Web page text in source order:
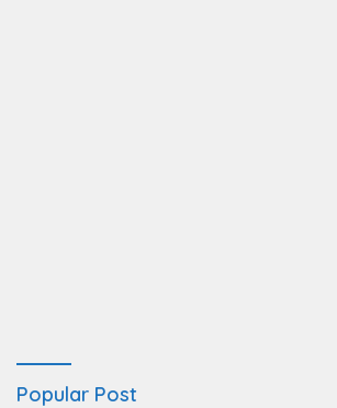
Popular Post